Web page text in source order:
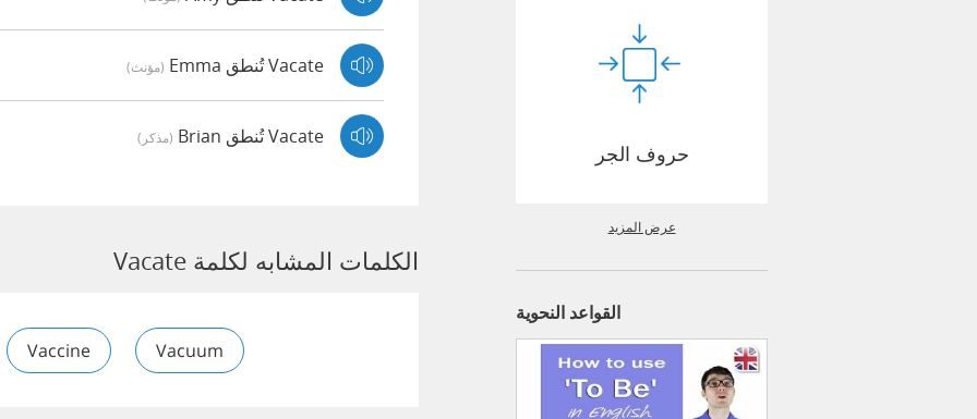
Vacate تُنطق Emma (مؤنث)
Vacate تُنطق Brian (مذكر)
الكلمات المشابه لكلمة Vacate
Vaccine Vacuum
حروف الجر
عرض المزيد
القواعد النحوية